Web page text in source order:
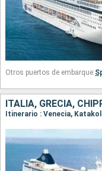
Otros puertos de embarque:
ITALIA, GRECIA,
Itinerario : Venecia,